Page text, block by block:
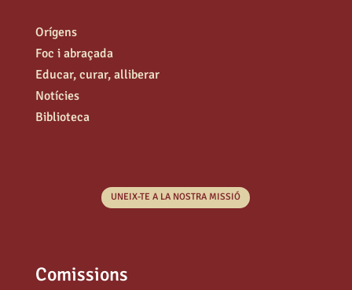
Orígens
Foc i abraçada
Educar, curar, alliberar
Notícies
Biblioteca
UNEIX-TE A LA NOSTRA MISSIÓ
Comissions